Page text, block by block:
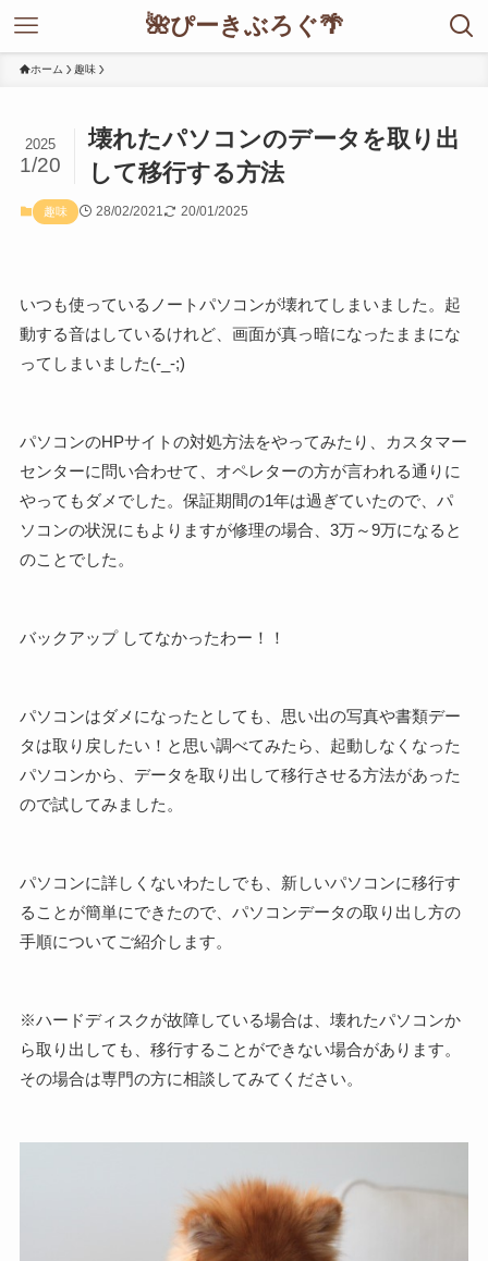
🌺ぴーきぶろぐ🌴
ホーム 趣味
壊れたパソコンのデータを取り出
して移行する方法
2025
1/20
趣味 28/02/2021 20/01/2025
いつも使っているノートパソコンが壊れてしまいました。起
動する音はしているけれど、画面が真っ暗になったままにな
ってしまいました(-_-;)
パソコンのHPサイトの対処方法をやってみたり、カスタマー
センターに問い合わせて、オペレターの方が言われる通りに
やってもダメでした。保証期間の1年は過ぎていたので、パ
ソコンの状況にもよりますが修理の場合、3万～9万になると
のことでした。
バックアップ してなかったわー！！
パソコンはダメになったとしても、思い出の写真や書類デー
タは取り戻したい！と思い調べてみたら、起動しなくなった
パソコンから、データを取り出して移行させる方法があった
ので試してみました。
パソコンに詳しくないわたしでも、新しいパソコンに移行す
ることが簡単にできたので、パソコンデータの取り出し方の
手順についてご紹介します。
※ハードディスクが故障している場合は、壊れたパソコンか
ら取り出しても、移行することができない場合があります。
その場合は専門の方に相談してみてください。